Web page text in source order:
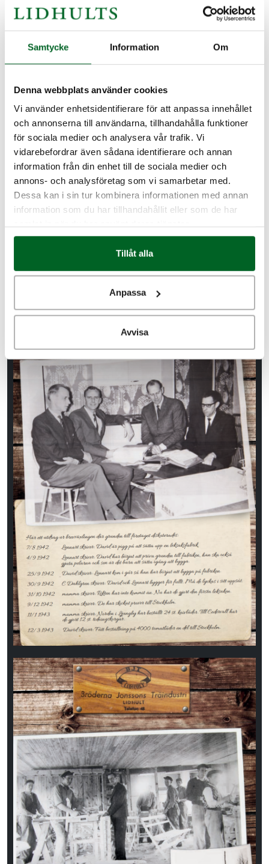
Samtycke Information Om
Denna webbplats använder cookies
Vi använder enhetsidentifierare för att anpassa innehållet
och annonserna till användarna, tillhandahålla funktioner
för sociala medier och analysera vår trafik. Vi
vidarebefordrar även sådana identifierare och annan
information från din enhet till de sociala medier och
annons- och analysföretag som vi samarbetar med.
Dessa kan i sin tur kombinera informationen med annan
information som du har tillhandahållit eller som de har
Tillåt alla
Anpassa
Avvisa
med återförsäljare i Finland, Norge och
England. Vi har även levererat kök till länder
som USA, Ryssland, Schweiz, Tyskland och
Danmark. Cirka 15 återförsäljare i Sverige
stolt representerar LIDHULTS.
Som familjeföretag bär vi ett särskilt ansvar
för den tradition vi förvaltar. Ekonomi och
trygghet går hand i hand, och LIDHULTS
ska alltid vara synonymt med hög kvalitet.
Tillsammans med våra engagerade och
trogna medarbetare utvecklas företaget i rätt
takt. Vi investerar när resurserna finns och
strävar alltid efter att förbättra våra kök och
inredningar.